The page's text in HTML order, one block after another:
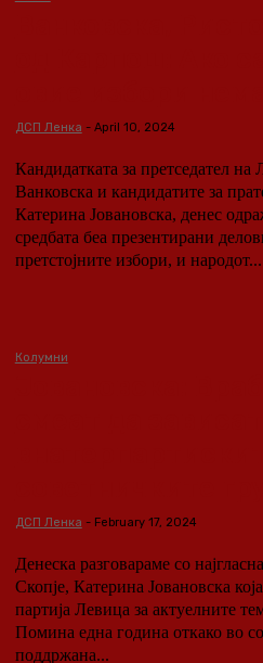
ДСП Ленка - April 10, 2024
Кандидатката за претседател на
Ванковска и кандидатите за
Катерина Јовановска, денес
средбата беа презентирани
претстојните избори, и народот...
Колумни
ДСП Ленка - February 17, 2024
Денеска разговараме со
Скопје, Катерина Јовановска
партија Левица за актуелните
Помина една година откако во
поддржана...